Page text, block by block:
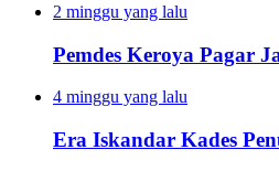
2 minggu yang lalu
Pemdes Keroya Pagar
4 minggu yang lalu
Era Iskandar Kades